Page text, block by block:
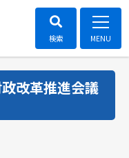
改革推進会議